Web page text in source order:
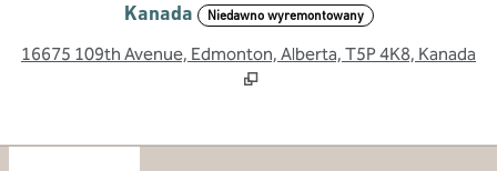
Kanada
Niedawno wyremontowany
16675 109th Avenue, Edmonton, Alberta, T5P 4K8, Kanada